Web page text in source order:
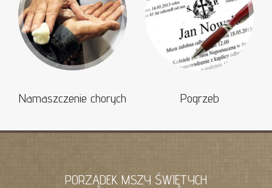
Namaszczenie chorych Pogrzeb
PORZĄDEK MSZY ŚWIĘTYCH